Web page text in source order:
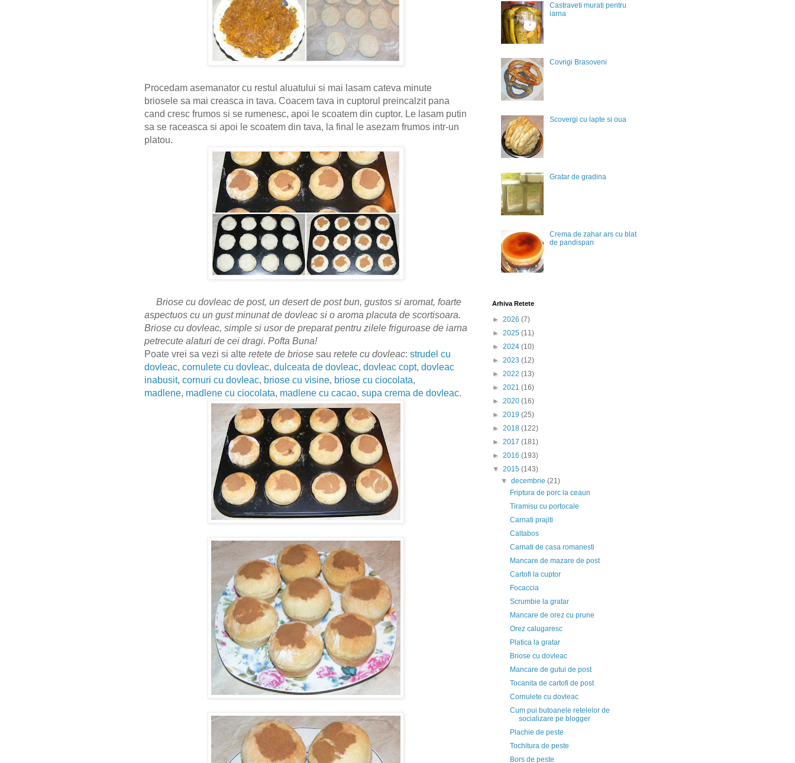
Procedam asemanator cu restul aluatului si mai lasam cateva minute
briosele sa mai creasca in tava. Coacem tava in cuptorul preincalzit pana
cand cresc frumos si se rumenesc, apoi le scoatem din cuptor. Le lasam putin
sa se raceasca si apoi le scoatem din tava, la final le asezam frumos intr-un
platou.
Briose cu dovleac de post, un desert de post bun, gustos si aromat, foarte
aspectuos cu un gust minunat de dovleac si o aroma placuta de scortisoara.
Briose cu dovleac, simple si usor de preparat pentru zilele friguroase de iarna
petrecute alaturi de cei dragi. Pofta Buna!
Poate vrei sa vezi si alte retete de briose sau retete cu dovleac: strudel cu
dovleac, cornulete cu dovleac, dulceata de dovleac, dovleac copt, dovleac
inabusit, cornuri cu dovleac, briose cu visine, briose cu ciocolata,
madlene, madlene cu ciocolata, madlene cu cacao, supa crema de dovleac.
Castraveti murati pentru
iarna
Covrigi Brasoveni
Scovergi cu lapte si oua
Gratar de gradina
Crema de zahar ars cu blat
de pandispan
Arhiva Retete
► 2026 (7)
► 2025 (11)
► 2024 (10)
► 2023 (12)
► 2022 (13)
► 2021 (16)
► 2020 (16)
► 2019 (25)
► 2018 (122)
► 2017 (181)
► 2016 (193)
▼ 2015 (143)
▼decembrie(21)
Friptura de porc la ceaun
Tiramisu cu portocale
Carnati prajiti
Caltabos
Carnati de casa romanesti
Mancare de mazare de post
Cartofi la cuptor
Focaccia
Scrumbie la gratar
Mancare de orez cu prune
Orez calugaresc
Platica la gratar
Briose cu dovleac
Mancare de gutui de post
Tocanita de cartofi de post
Cornulete cu dovleac
Cum pui butoanele retelelor de
socializare pe blogger
Plachie de peste
Tochitura de peste
Bors de peste